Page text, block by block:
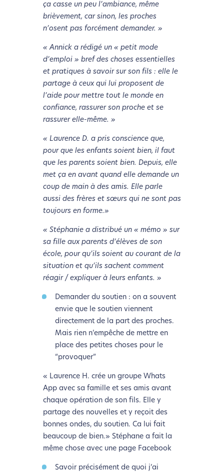
ça casse un peu l’ambiance, même
brièvement, car sinon, les proches
n’osent pas forcément demander. »
« Annick a rédigé un « petit mode
d’emploi » bref des choses essentielles
et pratiques à savoir sur son fils : elle le
partage à ceux qui lui proposent de
l’aide pour mettre tout le monde en
confiance, rassurer son proche et se
rassurer elle-même. »
« Laurence D. a pris conscience que,
pour que les enfants soient bien, il faut
que les parents soient bien. Depuis, elle
met ça en avant quand elle demande un
coup de main à des amis. Elle parle
aussi des frères et sœurs qui ne sont pas
toujours en forme.»
« Stéphanie a distribué un « mémo » sur
sa fille aux parents d’élèves de son
école, pour qu’ils soient au courant de la
situation et qu’ils sachent comment
réagir / expliquer à leurs enfants. »
Demander du soutien : on a souvent
envie que le soutien viennent
directement de la part des proches.
Mais rien n’empêche de mettre en
place des petites choses pour le
“provoquer”
« Laurence H. crée un groupe Whats
App avec sa famille et ses amis avant
chaque opération de son fils. Elle y
partage des nouvelles et y reçoit des
bonnes ondes, du soutien. Ca lui fait
beaucoup de bien.» Stéphane a fait la
même chose avec une page Facebook
Savoir précisément de quoi j’ai